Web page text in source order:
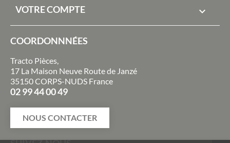
VOTRE COMPTE 
COORDONNNÉES
Tracto Pièces,
17 La Maison Neuve Route de Janzé
35150 CORPS-NUDS France
02 99 44 00 49
NOUS CONTACTER